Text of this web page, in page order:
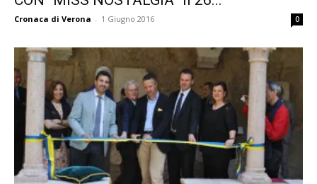
Cronaca di Verona - 1 Giugno 2016 0